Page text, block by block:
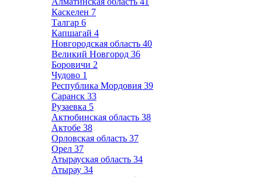
Каскелен 7
Талгар 6
Капшагай 4
Новгородская область 40
Великий Новгород 36
Боровичи 2
Чудово 1
Республика Мордовия 39
Саранск 33
Рузаевка 5
Актюбинская область 38
Актобе 38
Орловская область 37
Орел 37
Атырауская область 34
Атырау 34